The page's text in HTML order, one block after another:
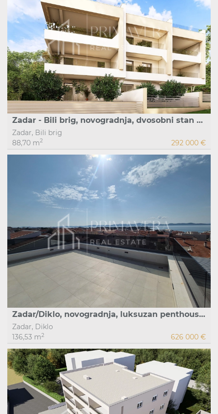
Zadar - Bili brig, novogradnja, dvosobni stan S6 1.kat, 85,66 m2
Zadar, Bili brig
88,70 m2 292 000 €
Zadar/Diklo, novogradnja, luksuzan penthouse s krovnom terasom, S6
Zadar, Diklo
136,53 m2 626 000 €